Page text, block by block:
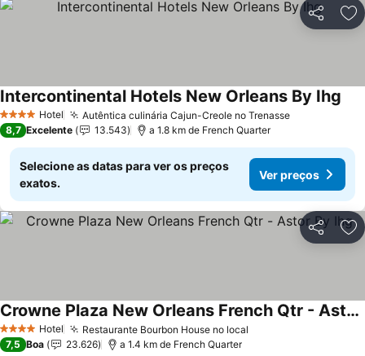
Partilhar
4 EstrelasHotel Autêntica culinária Cajun-Creole no Trenasse
Intercontinental Hotels New Orleans By Ihg
8,7 Excelente 13.543 a 1.8 km de French Quarter
Selecione as datas para ver os preços
exatos.
Ver preços
Partilhar
4 EstrelasHotel Restaurante Bourbon House no local
Crowne Plaza New Orleans French Qtr - Astor By Ihg
7,5 Boa 23.626 a 1.4 km de French Quarter